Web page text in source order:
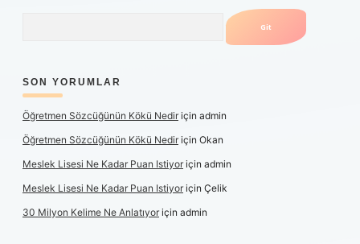
SON YORUMLAR
Öğretmen Sözcüğünün Kökü Nediriçin admin
Öğretmen Sözcüğünün Kökü Nediriçin Okan
Meslek Lisesi Ne Kadar Puan Istiyoriçin admin
Meslek Lisesi Ne Kadar Puan Istiyoriçin Çelik
30 Milyon Kelime Ne Anlatıyoriçin admin